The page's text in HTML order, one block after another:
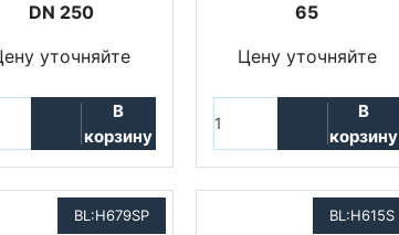
DN 250
уточняйте
В
корзину
65
Цену уточняйте
В
корзину
BL:H679SP BL:H615S